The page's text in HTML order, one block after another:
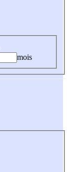
mois